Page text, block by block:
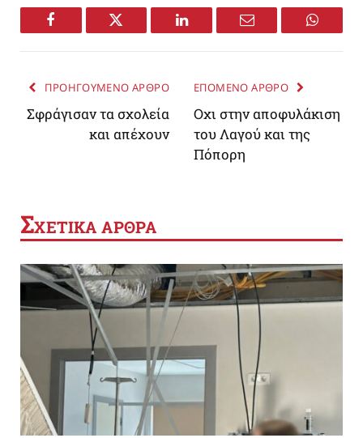
Facebook Twitter LinkedIn Email
ΠΡΟΗΓΟΥΜΕΝΟ ΑΡΘΡΟ
Σφράγισαν τα σχολεία
και απέχουν
ΕΠΟΜΕΝΟ ΑΡΘΡΟ
Οχι στην αποφυλάκιση
του Λαγού και της
Πόπορη
ΣΧΕΤΙΚΑ ΑΡΘΡΑ